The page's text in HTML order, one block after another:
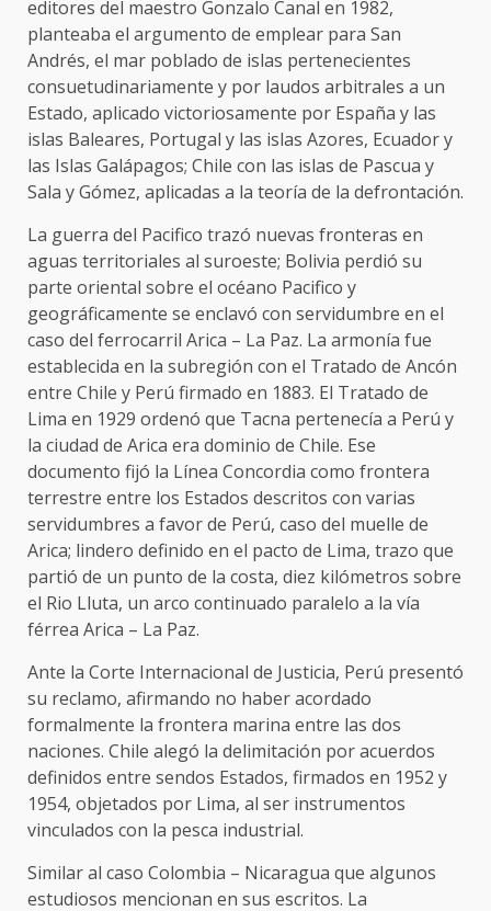
editores del maestro Gonzalo Canal en 1982,
planteaba el argumento de emplear para San
Andrés, el mar poblado de islas pertenecientes
consuetudinariamente y por laudos arbitrales a un
Estado, aplicado victoriosamente por España y las
islas Baleares, Portugal y las islas Azores, Ecuador y
las Islas Galápagos; Chile con las islas de Pascua y
Sala y Gómez, aplicadas a la teoría de la defrontación.
La guerra del Pacifico trazó nuevas fronteras en
aguas territoriales al suroeste; Bolivia perdió su
parte oriental sobre el océano Pacifico y
geográficamente se enclavó con servidumbre en el
caso del ferrocarril Arica – La Paz. La armonía fue
establecida en la subregión con el Tratado de Ancón
entre Chile y Perú firmado en 1883. El Tratado de
Lima en 1929 ordenó que Tacna pertenecía a Perú y
la ciudad de Arica era dominio de Chile. Ese
documento fijó la Línea Concordia como frontera
terrestre entre los Estados descritos con varias
servidumbres a favor de Perú, caso del muelle de
Arica; lindero definido en el pacto de Lima, trazo que
partió de un punto de la costa, diez kilómetros sobre
el Rio Lluta, un arco continuado paralelo a la vía
férrea Arica – La Paz.
Ante la Corte Internacional de Justicia, Perú presentó
su reclamo, afirmando no haber acordado
formalmente la frontera marina entre las dos
naciones. Chile alegó la delimitación por acuerdos
definidos entre sendos Estados, firmados en 1952 y
1954, objetados por Lima, al ser instrumentos
vinculados con la pesca industrial.
Similar al caso Colombia – Nicaragua que algunos
estudiosos mencionan en sus escritos. La